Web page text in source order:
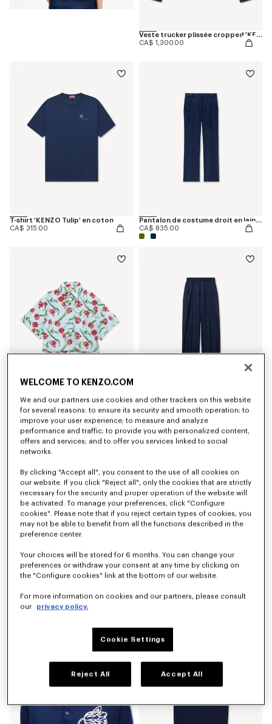
Veste trucker plissée cropped 'KENZO Tulip' en denim japonais
CA$ 1,300.00
T-shirt 'KENZO Tulip' en coton
CA$ 315.00
Pantalon de costume droit en laine vierge
CA$ 835.00
Chemise à manches courtes 'KENZO Tulip' en popeline de coton
CA$ 595.00
Pantalon élastiqué en laine vierge
CA$ 780.00
T-shirt 'KENZO Tulip' en coton
CA$ 355.00
WELCOME TO KENZO.COM
We and our partners use cookies and other trackers on this website
for several reasons: to ensure its security and smooth operation; to
improve your user experience; to measure and analyze
performance and traffic; to provide you with personalized content,
offers and services; and to offer you services linked to social
networks.
By clicking "Accept all", you consent to the use of all cookies on
our website. If you click "Reject all", only the cookies that are strictly
necessary for the security and proper operation of the website will
be activated. To manage your preferences, click "Configure
cookies". Please note that if you reject certain types of cookies, you
may not be able to benefit from all the functions described in the
preference center.
Your choices will be stored for 6 months. You can change your
preferences or withdraw your consent at any time by clicking on
the "Configure cookies" link at the bottom of our website.
For more information on cookies and our partners, please consult
our
privacy policy.
Cookie Settings
Reject All Accept All